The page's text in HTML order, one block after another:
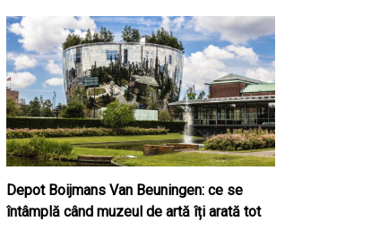
Depot Boijmans Van Beuningen: ce se
întâmplă când muzeul de artă îți arată tot